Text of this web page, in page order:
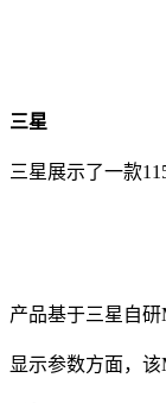
三星
三星展示了一款
产品基于三星自
显示参数方面，该